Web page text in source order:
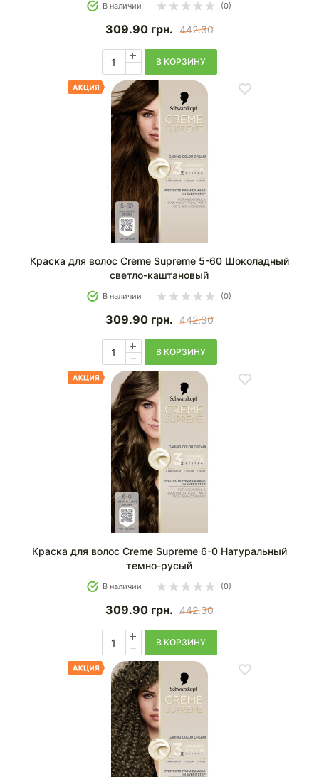
В наличии (0)
309.90 грн. 442.30
В КОРЗИНУ
Краска для волос Creme Supreme 5-60 Шоколадный
светло-каштановый
В наличии (0)
309.90 грн. 442.30
В КОРЗИНУ
Краска для волос Creme Supreme 6-0 Натуральный
темно-русый
В наличии (0)
309.90 грн. 442.30
В КОРЗИНУ